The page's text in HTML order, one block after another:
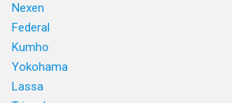
Nexen
Federal
Kumho
Yokohama
Lassa